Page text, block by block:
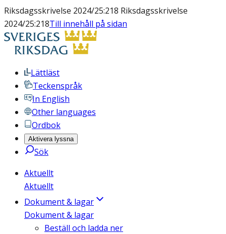
Riksdagsskrivelse 2024/25:218 Riksdagsskrivelse
2024/25:218Till innehåll på sidan
Lättläst
Teckenspråk
In English
Other languages
Ordbok
Aktivera lyssna
Sök
Aktuellt
Aktuellt
Dokument & lagar
Dokument & lagar
Beställ och ladda ner